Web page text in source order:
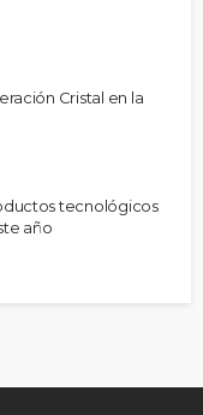
Cristal en la
tecnológicos
año